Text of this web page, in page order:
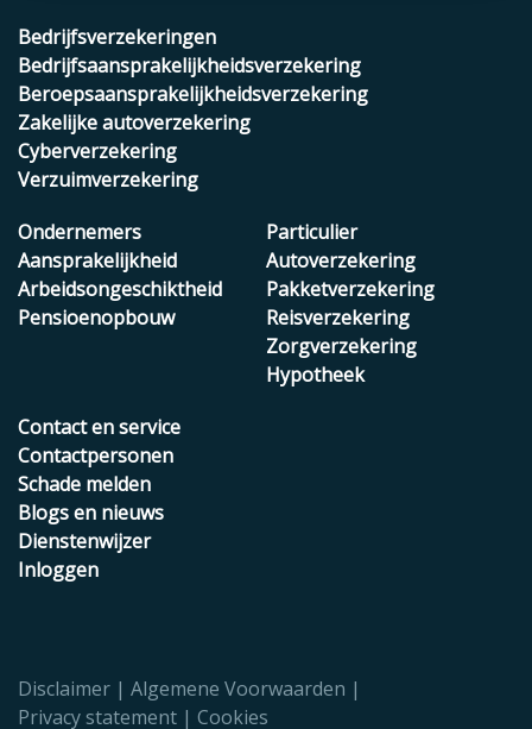
Bedrijfsverzekeringen
Bedrijfsaansprakelijkheidsverzekering
Beroepsaansprakelijkheidsverzekering
Zakelijke autoverzekering
Cyberverzekering
Verzuimverzekering
Ondernemers
Aansprakelijkheid
Arbeidsongeschiktheid
Pensioenopbouw
Particulier
Autoverzekering
Pakketverzekering
Reisverzekering
Zorgverzekering
Hypotheek
Contact en service
Contactpersonen
Schade melden
Blogs en nieuws
Dienstenwijzer
Inloggen
Disclaimer
Algemene Voorwaarden
Privacy statement
Cookies